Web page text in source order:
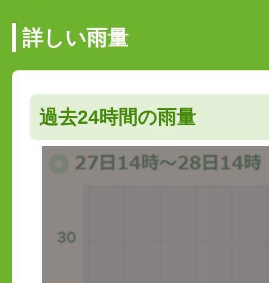
詳しい雨量
過去24時間の雨量